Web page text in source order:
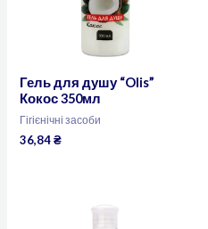
Гель для душу “Olis”
Кокос 350мл
Гігієнічні засоби
36,84₴